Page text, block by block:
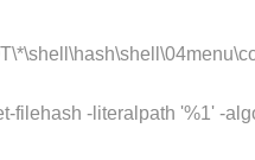
filehash -literalpath '%1' -